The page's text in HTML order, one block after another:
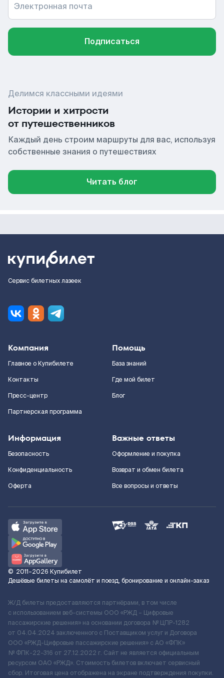
Электронная почта
Подписаться
Делимся классными идеями
Истории и хитрости
от путешественников
Каждый день строим маршруты для вас, используя
собственные знания о путешествиях
Читать блог
Сервис билетных лазеек
Компания
Главное о Купибилете
Контакты
Пресс-центр
Партнерская программа
Помощь
База знаний
Где мой билет
Блог
Информация
Безопасность
Конфиденциальность
Оферта
Важные ответы
Оформление и покупка
Возврат и обмен билета
Все вопросы и ответы
© 2011–2026 Купибилет
Дешёвые билеты на самолёт и поезд, бронирование и онлайн-заказ
Ж/Д билеты предоставляются партнёрами, в том числе
с использованием веб-системы ООО «РЖД – Цифровые
пассажирские решения» на основании договора № ЦПР-1282
от 04.04.2024 заключенного с Поставщиком услуг и Договора
ООО «РЖД-Цифровые пассажирские решения» c АО «ФПК»
№ ФПК-22-316 от 27.12.2022 г. Сайт не является официальным
ресурсом ОАО «РЖД». Стоимость билетов включает сервисный
сбор. Итоговая цена отображена на экране подтверждения покупки.